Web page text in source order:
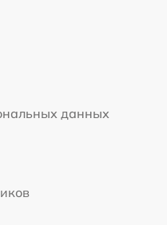
данных